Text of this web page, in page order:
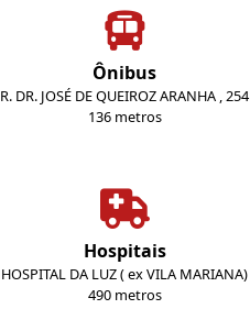
Ônibus
R. DR. JOSÉ DE QUEIROZ ARANHA , 254
136 metros
Hospitais
HOSPITAL DA LUZ ( ex VILA MARIANA)
490 metros